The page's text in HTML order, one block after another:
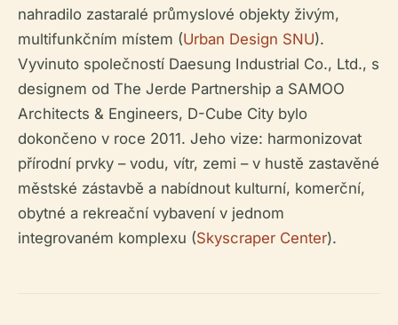
nahradilo zastaralé průmyslové objekty živým,
multifunkčním místem (Urban Design SNU).
Vyvinuto společností Daesung Industrial Co., Ltd., s
designem od The Jerde Partnership a SAMOO
Architects & Engineers, D-Cube City bylo
dokončeno v roce 2011. Jeho vize: harmonizovat
přírodní prvky – vodu, vítr, zemi – v hustě zastavěné
městské zástavbě a nabídnout kulturní, komerční,
obytné a rekreační vybavení v jednom
integrovaném komplexu (Skyscraper Center).